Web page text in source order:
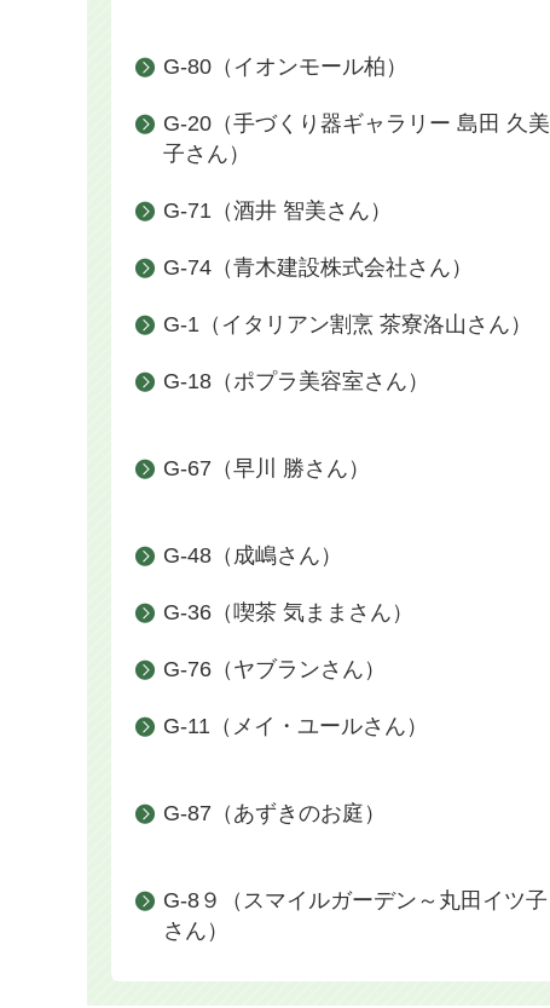
G-80（イオンモール柏）
G-20（手づくり器ギャラリー 島田 久美
子さん）
G-71（酒井 智美さん）
G-74（青木建設株式会社さん）
G-1（イタリアン割烹 茶寮洛山さん）
G-18（ポプラ美容室さん）
G-67（早川 勝さん）
G-48（成嶋さん）
G-36（喫茶 気ままさん）
G-76（ヤブランさん）
G-11（メイ・ユールさん）
G-87（あずきのお庭）
G-8９（スマイルガーデン～丸田イツ子
さん）